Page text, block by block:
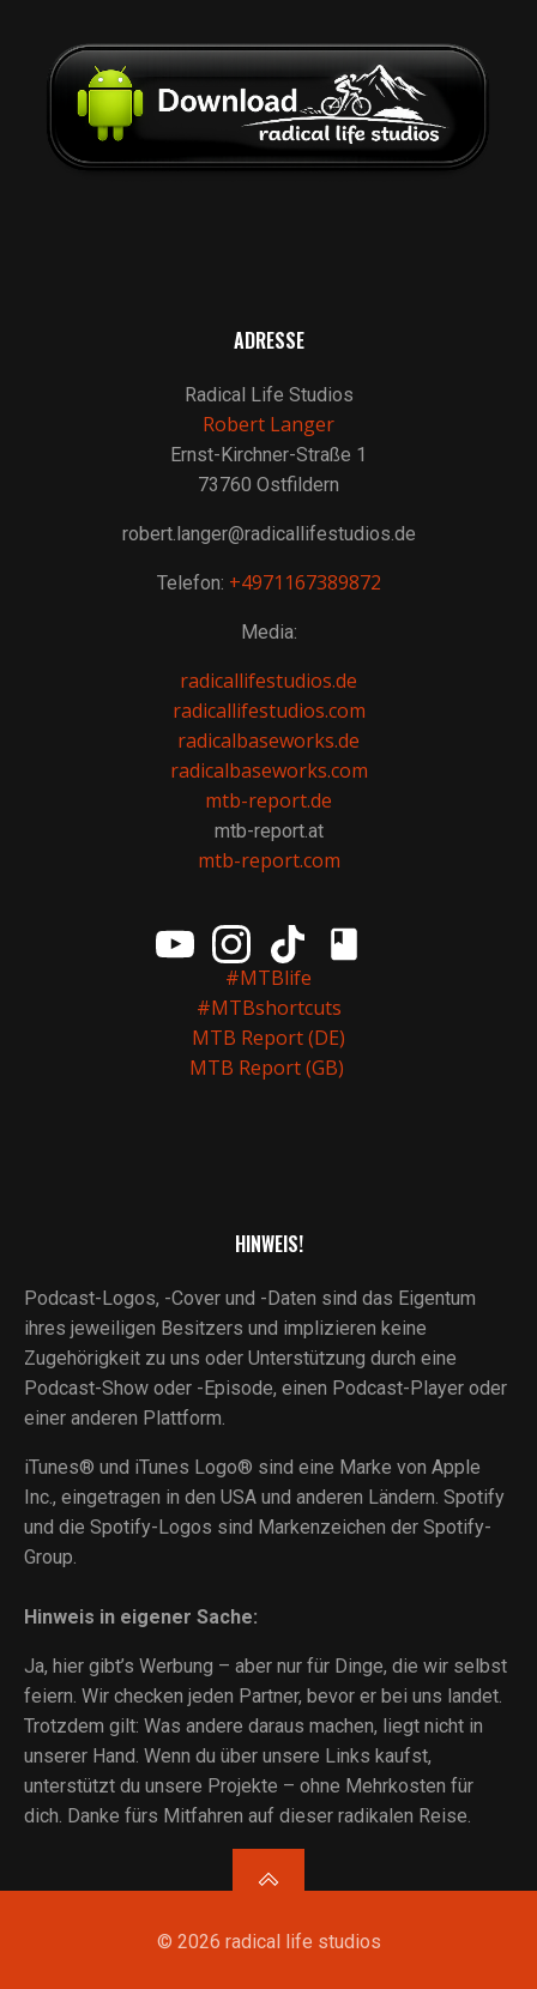
ADRESSE
Radical Life Studios
Robert Langer
Ernst-Kirchner-Straße 1
73760 Ostfildern
robert.langer@radicallifestudios.de
Telefon: +4971167389872
Media:
radicallifestudios.de
radicallifestudios.com
radicalbaseworks.de
radicalbaseworks.com
mtb-report.de
mtb-report.at
mtb-report.com
#MTBlife
#MTBshortcuts
MTB Report (DE)
MTB Report (GB)
HINWEIS!
Podcast-Logos, -Cover und -Daten sind das Eigentum
ihres jeweiligen Besitzers und implizieren keine
Zugehörigkeit zu uns oder Unterstützung durch eine
Podcast-Show oder -Episode, einen Podcast-Player oder
einer anderen Plattform.
iTunes® und iTunes Logo® sind eine Marke von Apple
Inc., eingetragen in den USA und anderen Ländern. Spotify
und die Spotify-Logos sind Markenzeichen der Spotify-
Group.
Hinweis in eigener Sache:
Ja, hier gibt’s Werbung – aber nur für Dinge, die wir selbst
feiern. Wir checken jeden Partner, bevor er bei uns landet.
Trotzdem gilt: Was andere daraus machen, liegt nicht in
unserer Hand. Wenn du über unsere Links kaufst,
unterstützt du unsere Projekte – ohne Mehrkosten für
dich. Danke fürs Mitfahren auf dieser radikalen Reise.
© 2026 radical life studios